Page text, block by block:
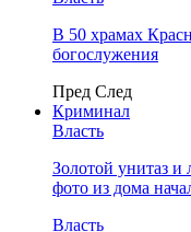
В 50 храмах
богослужения
Пред След
Криминал
Власть
​Золотой унитаз и
фото из дома
Власть